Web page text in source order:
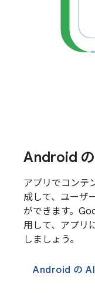
Android
アプリでコンテ
成して、ユーザ
ができます。
用して、アプリ
しましょう。
Android の AI